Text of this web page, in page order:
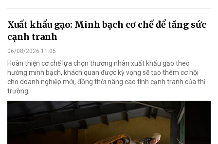
Xuất khẩu gạo: Minh bạch cơ chế để tăng sức
cạnh tranh
06/08/2026 11:05
Hoàn thiện cơ chế lựa chọn thương nhân xuất khẩu gạo theo
hướng minh bạch, khách quan được kỳ vọng sẽ tạo thêm cơ hội
cho doanh nghiệp mới, đồng thời nâng cao tính cạnh tranh của thị
trường.